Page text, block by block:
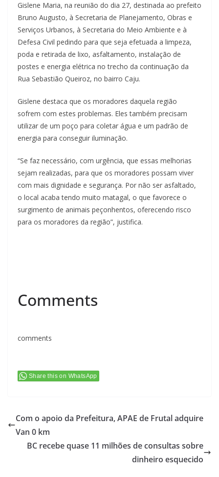
Gislene Maria, na reunião do dia 27, destinada ao prefeito
Bruno Augusto, à Secretaria de Planejamento, Obras e
Serviços Urbanos, à Secretaria do Meio Ambiente e à
Defesa Civil pedindo para que seja efetuada a limpeza,
poda e retirada de lixo, asfaltamento, instalação de
postes e energia elétrica no trecho da continuação da
Rua Sebastião Queiroz, no bairro Caju.
Gislene destaca que os moradores daquela região
sofrem com estes problemas. Eles também precisam
utilizar de um poço para coletar água e um padrão de
energia para conseguir iluminação.
“Se faz necessário, com urgência, que essas melhorias
sejam realizadas, para que os moradores possam viver
com mais dignidade e segurança. Por não ser asfaltado,
o local acaba tendo muito matagal, o que favorece o
surgimento de animais peçonhentos, oferecendo risco
para os moradores da região”, justifica.
Comments
comments
Share this on WhatsApp
Com o apoio da Prefeitura, APAE de Frutal adquire
Van 0 km
BC recebe quase 11 milhões de consultas sobre
dinheiro esquecido